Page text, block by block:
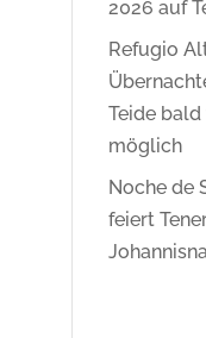
2026 auf
Refugio
Teide
möglich
Noche de
feiert